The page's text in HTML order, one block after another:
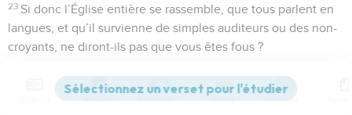
23 Si donc l’Église entière se rassemble, que tous parlent en
langues, et qu’il survienne de simples auditeurs ou des non-
croyants, ne diront-ils pas que vous êtes fous ?
croyant ou un simple auditeur, il est convaincu par tous, il est
Versions Commentaires Strong